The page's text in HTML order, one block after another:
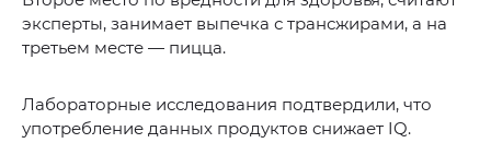
эксперты, занимает выпечка с трансжирами, а на
третьем месте — пицца.
Лабораторные исследования подтвердили, что
употребление данных продуктов снижает IQ.